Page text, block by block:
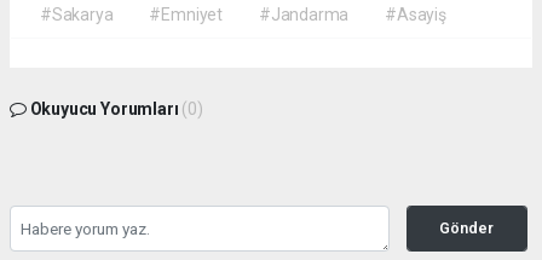
#Sakarya #Emniyet #Jandarma #Asayiş
Okuyucu Yorumları (0)
Gönder